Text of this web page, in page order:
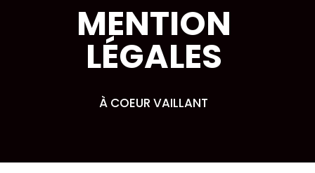
MENTION
LÉGALES
À COEUR VAILLANT